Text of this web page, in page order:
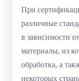
При
различные
в зависимости
материалы, из
обработка, а
некоторых